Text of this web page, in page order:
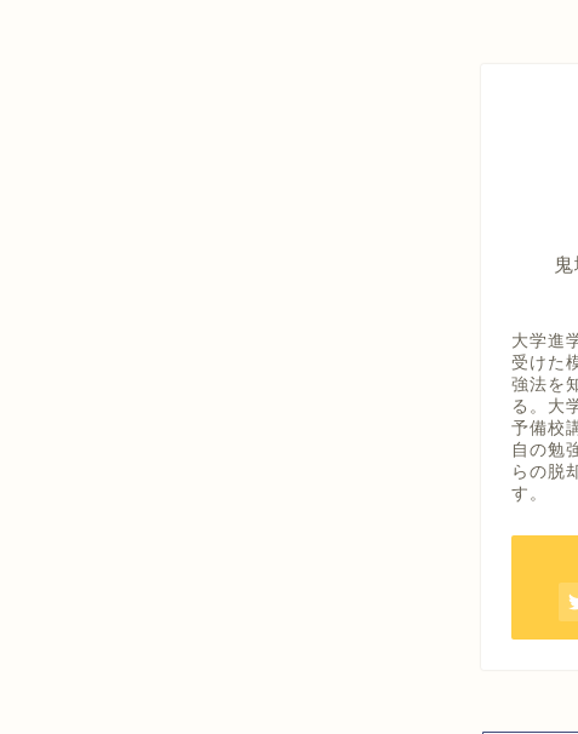
大学進
受けた
強法を
る。大
予備校
自の勉
らの脱
す。